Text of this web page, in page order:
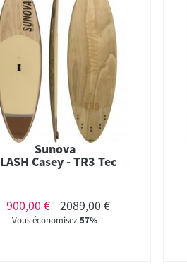
Sunova
Casey - TR3 Tec
900,00 € 2089,00 €
Vous économisez57%